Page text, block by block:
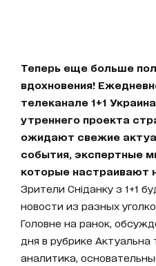
Теперь еще больше
вдохновения!
телеканале 1+1
утреннего проекта
ожидают свежие
события, экспертные
которые настраивают
Зрители Сніданку з 1+1
новости из разных
Головне на ранок,
дня в рубрике Актуальна
аналитика,